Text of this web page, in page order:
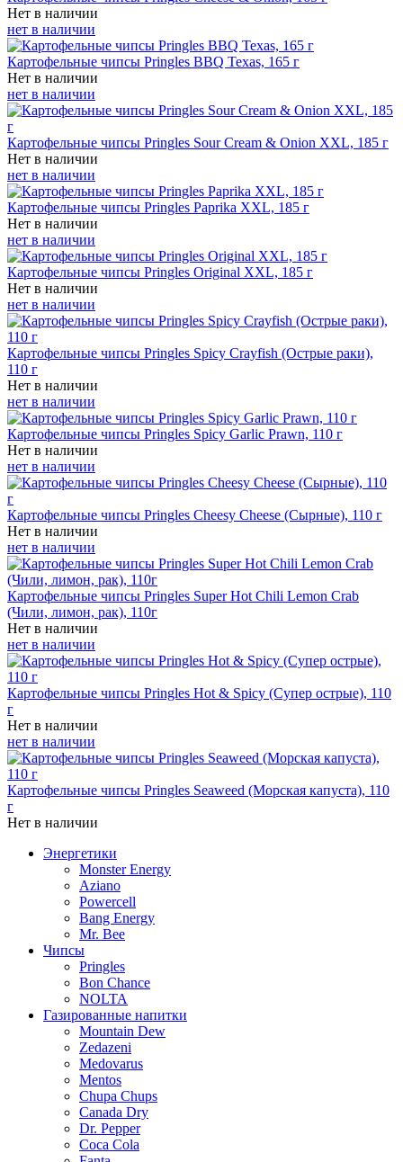
Нет в наличии
нет в наличии
Картофельные чипсы Pringles BBQ Texas, 165 г
Нет в наличии
нет в наличии
Картофельные чипсы Pringles Sour Cream & Onion XXL, 185 г
Нет в наличии
нет в наличии
Картофельные чипсы Pringles Paprika XXL, 185 г
Нет в наличии
нет в наличии
Картофельные чипсы Pringles Original XXL, 185 г
Нет в наличии
нет в наличии
Картофельные чипсы Pringles Spicy Crayfish (Острые раки),
110 г
Нет в наличии
нет в наличии
Картофельные чипсы Pringles Spicy Garlic Prawn, 110 г
Нет в наличии
нет в наличии
Картофельные чипсы Pringles Cheesy Cheese (Сырные), 110 г
Нет в наличии
нет в наличии
Картофельные чипсы Pringles Super Hot Chili Lemon Crab
(Чили, лимон, рак), 110г
Нет в наличии
нет в наличии
Картофельные чипсы Pringles Hot & Spicy (Супер острые), 110
г
Нет в наличии
нет в наличии
Картофельные чипсы Pringles Seaweed (Морская капуста), 110
г
Нет в наличии
Энергетики
Monster Energy
Aziano
Powercell
Bang Energy
Mr. Bee
Чипсы
Pringles
Bon Chance
NOLTA
Газированные напитки
Mountain Dew
Zedazeni
Medovarus
Mentos
Chupa Chups
Canada Dry
Dr. Pepper
Coca Cola